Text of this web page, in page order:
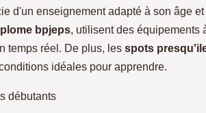
d'un enseignement adapté à son âge
bpjeps, utilisent des équipements
temps réel. De plus, les spots
idéales pour apprendre.
débutants